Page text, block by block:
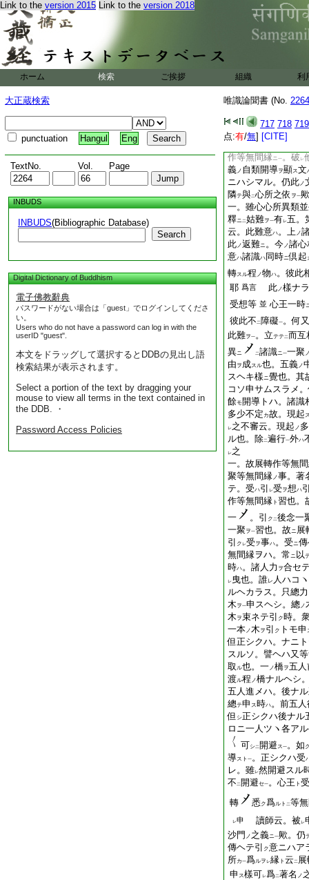
Link to the version 2015 Link to the version 2018
ホーム 検索 ご挨拶 組織 利
大正蔵検索
punctuation Hangul Eng
TextNo. Vol. Page
INBUDS
INBUDS(Bibliographic Database)
Search
Digital Dictionary of Buddhism
電子佛教辭典
パスワードがない場合は「guest」でログインしてくださ
い。
Users who do not have a password can log in with the
userID "guest".
本文をドラッグして選択するとDDBの見出し語
検索結果が表示されます。
Select a portion of the text by dragging your
mouse to view all terms in the text contained in
the DDB. ・
Password Access Policies
唯識論聞書 (No.
717 718 719
点:有/無] [CITE]
歟。若爾者異
哉
讀師云。此ノ難聊不
異類 云事
體相望
レ
一。心所此依應隨
後生心心所法
乃至
テ 如レ此云事無用也
私云。此於後生
マテ也。若
作等無間縁ニ一。破 レ
義ノ 自類開導ヲ顯ス文
ニハシマル。仍此ノ
隣テ與二心所之依 ヲ一歟
一。雖心心所異類
釋ニ二姑難ヲ一有レ五。
云。此難意ハ。上ノ
此ノ返難ニ。今ノ諸心
意ハ諸識ハ 同時ニ倶起
轉スル程 ノ物ハ。彼此
耶 爲言 此ノ樣ナ
受想等 並 心王一時
彼此不 二 障礙一。何
此難ヲ一。立テテ二而互
異ニ 二諸識ニ一一聚
由 ヲ 成スル也。五義ノ
スヘキ樣ニ覺也。其
コソ申サムスラメ
餘モ開導トハ。諸識
多少不定 カ故。現起
レ之不審云。現起 ノ
ル也。除二遍行一外ハ
レ之
一。故展轉作等無
聚等無間縁ノ事。著
テ。受ハ引 レ受 ヲ想ハ
作等無間縁 ト 習也。
一
。引 ク 二後念一
一聚 ヲ一習也。故ニ展
引
ク レ受 ヲ事ハ。受ニ
無間縁ヲハ。常ニ 以
時ハ。諸人力 ヲ合セ
レ 曳也。誰レ 人ハコ
ルヘカラス。只總力
木 ヲ一申スヘシ。總ノ
木 ヲ束ネテ引 ク時。
一本ノ木 ヲ 引 ク トモ申
但正シクハ。ナニ
スルソ。譬ヘハ又
取ル也。一ノ橋ヲ五人
渡ル程 ノ橋ナルヘシ
五人進メハ。 後ナ
總テ申 ス時ハ。前五人
但 シ正シクハ後ナル
ロニ一人ツヽ各ア
可シ二 開避 ス一。如
導スト 一。正シクハ受
レ。雖レ然開避スル
不 二 開避セ一。心王 ト 受
轉
悉ク爲ルト 二等
レ申 讀師云。被 レ
沙門 ノ 之義ニ一歟。仍
傳ヘテ引 ク意ニハア
所カ一爲ルヲ レ縁 ト 云 二 展
申 ス樣可レ爲二著名 ノ